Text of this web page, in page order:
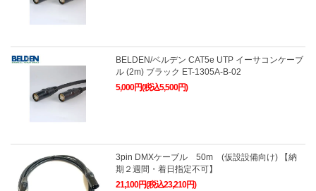
BELDEN/ベルデン CAT5e UTP イーサコンケーブ
ル (2m) ブラック ET-1305A-B-02
5,000円(税込5,500円)
3pin DMXケーブル 50m (仮設設備向け) 【納
期２週間・着日指定不可】
21,100円(税込23,210円)